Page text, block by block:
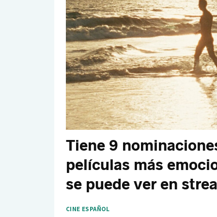
Tiene 9
películas más
se puede ver en
CINE ESPAÑOL